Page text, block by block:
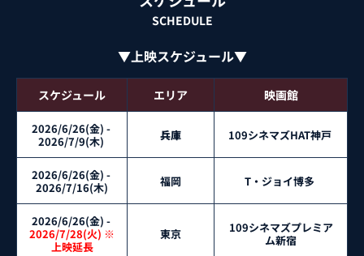
SCHEDULE
▼上映スケジュール▼
スケジュール エリア 映画館
2026/6/26(金) -
2026/7/9(木)
兵庫 109シネマズHAT神戸
2026/6/26(金) -
2026/7/16(木)
福岡 T・ジョイ博多
2026/6/26(金) -
2026/7/28(火) ※
上映延長
東京
109シネマズプレミア
ム新宿